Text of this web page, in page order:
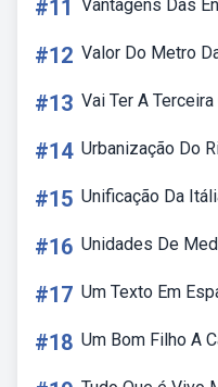
#11 Vantagens Das
#12 Valor Do Metro
#13 Vai Ter A
#14 Urbanização Do
#15 Unificação Da
#16 Unidades De
#17 Um Texto Em
#18 Um Bom Filho A